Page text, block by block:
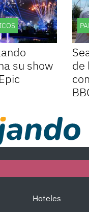
su show
de
Hoteles